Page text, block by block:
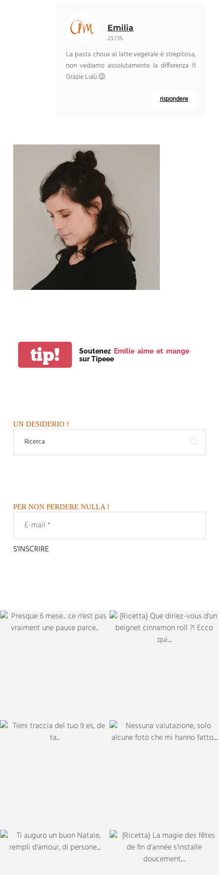
Emilia
23.7.15
La pasta choux al latte vegetale è strepitosa,
non vediamo assolutamente la differenza !!!
Grazie Lulù 😉
rispondere
tip! Soutenez Emilie aime et mange
sur Tipeee
UN DESIDERIO !
PER NON PERDERE NULLA !